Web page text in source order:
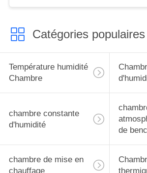
Catégories populaires
Température humidité
Chambre
chambre constante
d'humidité
de
chambre de mise en
chauffage